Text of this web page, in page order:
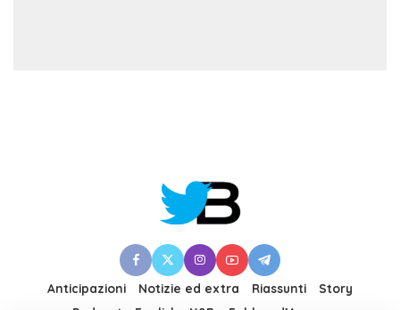
Anticipazioni Notizie ed extra Riassunti
Story